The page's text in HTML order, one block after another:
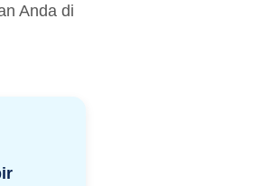
Anda di